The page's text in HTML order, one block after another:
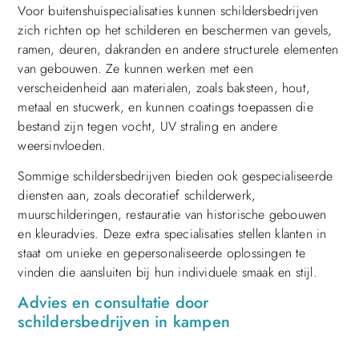
Voor buitenshuispecialisaties kunnen schildersbedrijven
zich richten op het schilderen en beschermen van gevels,
ramen, deuren, dakranden en andere structurele elementen
van gebouwen. Ze kunnen werken met een
verscheidenheid aan materialen, zoals baksteen, hout,
metaal en stucwerk, en kunnen coatings toepassen die
bestand zijn tegen vocht, UV straling en andere
weersinvloeden.
Sommige schildersbedrijven bieden ook gespecialiseerde
diensten aan, zoals decoratief schilderwerk,
muurschilderingen, restauratie van historische gebouwen
en kleuradvies. Deze extra specialisaties stellen klanten in
staat om unieke en gepersonaliseerde oplossingen te
vinden die aansluiten bij hun individuele smaak en stijl.
Advies en consultatie door
schildersbedrijven in kampen